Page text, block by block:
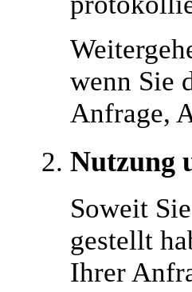
wenn Sie
Anfrage,
Nutzung
Soweit
gestellt
Ihrer